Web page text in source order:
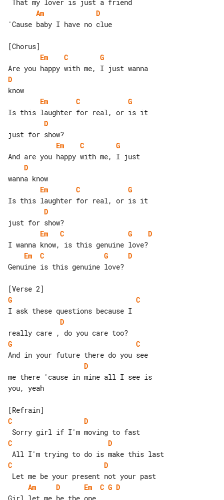
Am
D
'Cause baby I have no clue
Em
C
G
D
Em
C
G
D
Em
C
G
D
Em
C
G
D
Em
C G
D
Em
C G
D
Genuine is this genuine love?
G
C
D
G
C
D
me there 'cause in mine all I see is
you, yeah
C
D
C
D
C
D
Am
D Em C G D